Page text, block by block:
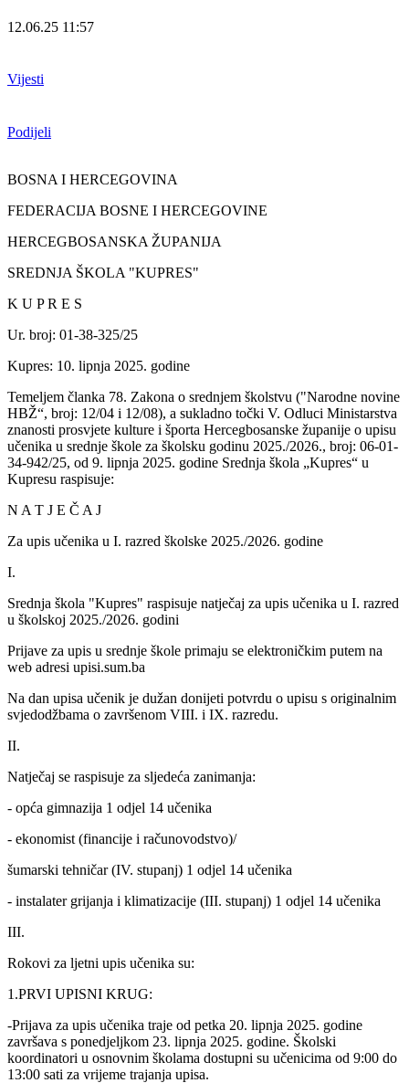
12.06.25 11:57
Vijesti
Podijeli
BOSNA I HERCEGOVINA
FEDERACIJA BOSNE I HERCEGOVINE
HERCEGBOSANSKA ŽUPANIJA
SREDNJA ŠKOLA "KUPRES"
K U P R E S
Ur. broj: 01-38-325/25
Kupres: 10. lipnja 2025. godine
Temeljem članka 78. Zakona o srednjem školstvu ("Narodne novine
HBŽ“, broj: 12/04 i 12/08), a sukladno točki V. Odluci Ministarstva
znanosti prosvjete kulture i športa Hercegbosanske županije o upisu
učenika u srednje škole za školsku godinu 2025./2026., broj: 06-01-
34-942/25, od 9. lipnja 2025. godine Srednja škola „Kupres“ u
Kupresu raspisuje:
N A T J E Č A J
Za upis učenika u I. razred školske 2025./2026. godine
I.
Srednja škola "Kupres" raspisuje natječaj za upis učenika u I. razred
u školskoj 2025./2026. godini
Prijave za upis u srednje škole primaju se elektroničkim putem na
web adresi upisi.sum.ba
Na dan upisa učenik je dužan donijeti potvrdu o upisu s originalnim
svjedodžbama o završenom VIII. i IX. razredu.
II.
Natječaj se raspisuje za sljedeća zanimanja:
- opća gimnazija 1 odjel 14 učenika
- ekonomist (financije i računovodstvo)/
šumarski tehničar (IV. stupanj) 1 odjel 14 učenika
- instalater grijanja i klimatizacije (III. stupanj) 1 odjel 14 učenika
III.
Rokovi za ljetni upis učenika su:
1.PRVI UPISNI KRUG:
-Prijava za upis učenika traje od petka 20. lipnja 2025. godine
završava s ponedjeljkom 23. lipnja 2025. godine. Školski
koordinatori u osnovnim školama dostupni su učenicima od 9:00 do
13:00 sati za vrijeme trajanja upisa.